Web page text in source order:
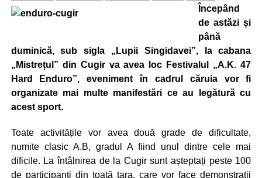
Începând
de astăzi și
până
duminică, sub sigla „Lupii Singidavei”, la cabana
„Mistrețul” din Cugir va avea loc Festivalul „A.K. 47
Hard Enduro”, eveniment în cadrul căruia vor fi
organizate mai multe manifestări ce au legătură cu
acest sport.
Toate activitățile vor avea două grade de dificultate,
numite clasic A.B, gradul A fiind unul dintre cele mai
dificile. La întâlnirea de la Cugir sunt așteptați peste 100
de participanți din toată țara, care vor face demonstrații